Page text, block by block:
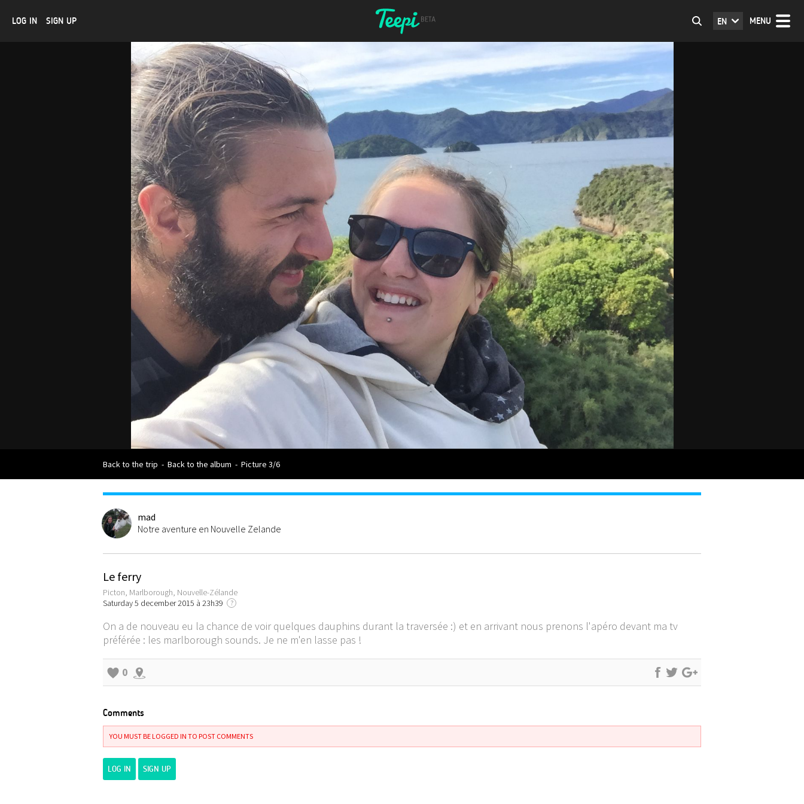
LOG IN SIGN UP MENU
EN
Back to the trip - Back to the album - Picture 3/6
mad
Notre aventure en Nouvelle Zelande
Le ferry
Picton, Marlborough, Nouvelle-Zélande
Saturday 5 december 2015 à 23h39
?
On a de nouveau eu la chance de voir quelques dauphins durant la traversée :) et en arrivant nous prenons l'apéro devant ma tv
préférée : les marlborough sounds. Je ne m'en lasse pas !
0
Comments
YOU MUST BE LOGGED IN TO POST COMMENTS
LOG IN SIGN UP